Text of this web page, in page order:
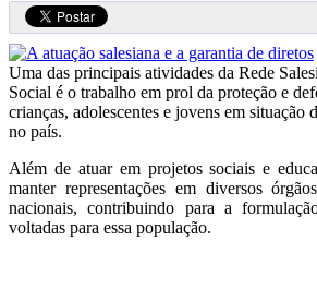
Uma das principais atividades da Rede
Social é o trabalho em prol da proteção e
crianças, adolescentes e jovens em situação
no país.
Além de atuar em projetos sociais e
manter representações em diversos
nacionais, contribuindo para a
voltadas para essa população.